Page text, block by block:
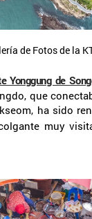
de Fotos de la
Yonggung de
que
ha sido
muy